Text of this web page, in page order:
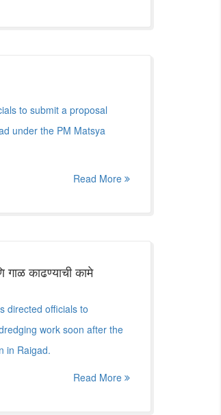
to submit a proposal
under the PM Matsya
Read More
गाळ काढण्याची कामे
directed officials to
work soon after the
in Raigad.
Read More